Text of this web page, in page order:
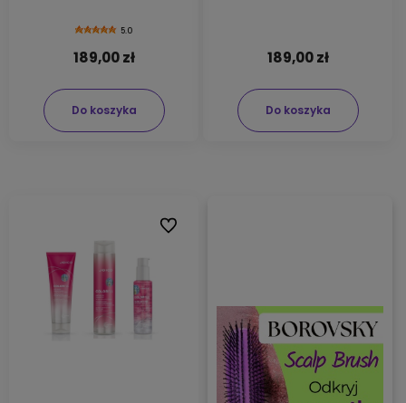
5.0
189,00 zł
Do koszyka
189,00 zł
Do koszyka
Do ulubionych